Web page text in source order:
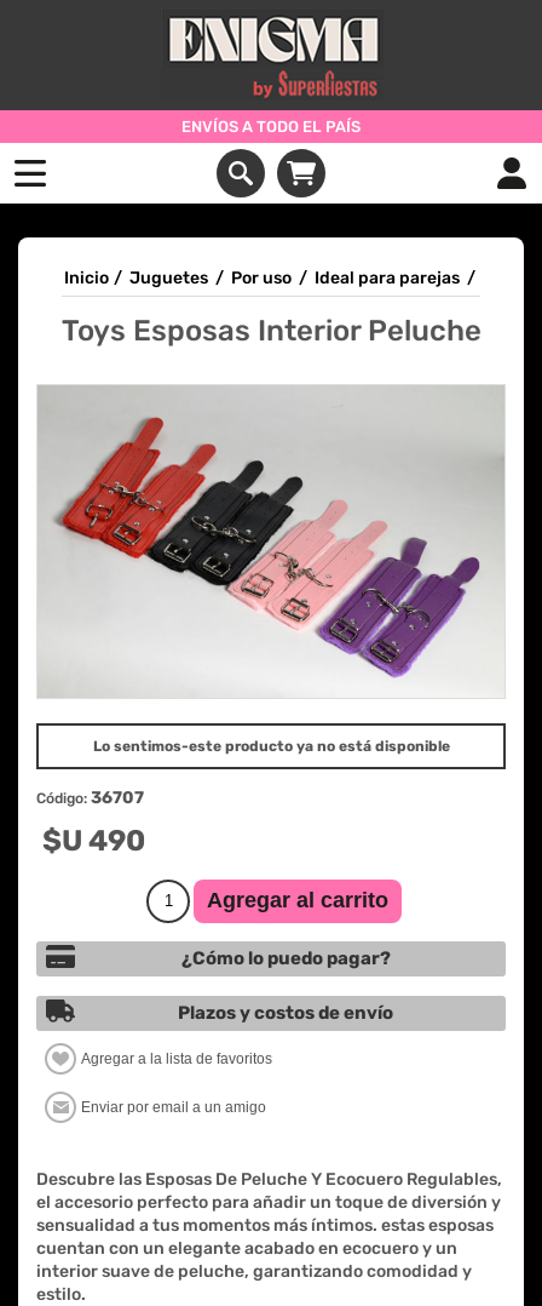
ENVÍOS A TODO EL PAÍS
Inicio / Juguetes / Por uso / Ideal para parejas /
Toys Esposas Interior Peluche
Lo sentimos-este producto ya no está disponible
Código: 36707
$U 490
¿Cómo lo puedo pagar?
Plazos y costos de envío
Descubre las Esposas De Peluche Y Ecocuero Regulables,
el accesorio perfecto para añadir un toque de diversión y
sensualidad a tus momentos más íntimos. estas esposas
cuentan con un elegante acabado en ecocuero y un
interior suave de peluche, garantizando comodidad y
estilo.